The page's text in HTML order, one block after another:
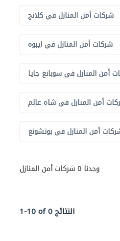
شركات أمن المنازل في كلانج
شركات أمن المنازل في ايبوه
أمن المنازل في سوبانغ جايا
أمن المنازل في شاه عالم
أمن المنازل في بوتشونغ
وجدنا 0 شركات أمن المنازل
1-10 of 0 النتائج